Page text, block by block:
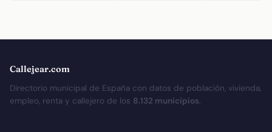
Callejear.com
Directorio municipal de España con datos de población, vivienda,
empleo, renta y callejero de los 8.132 municipios.